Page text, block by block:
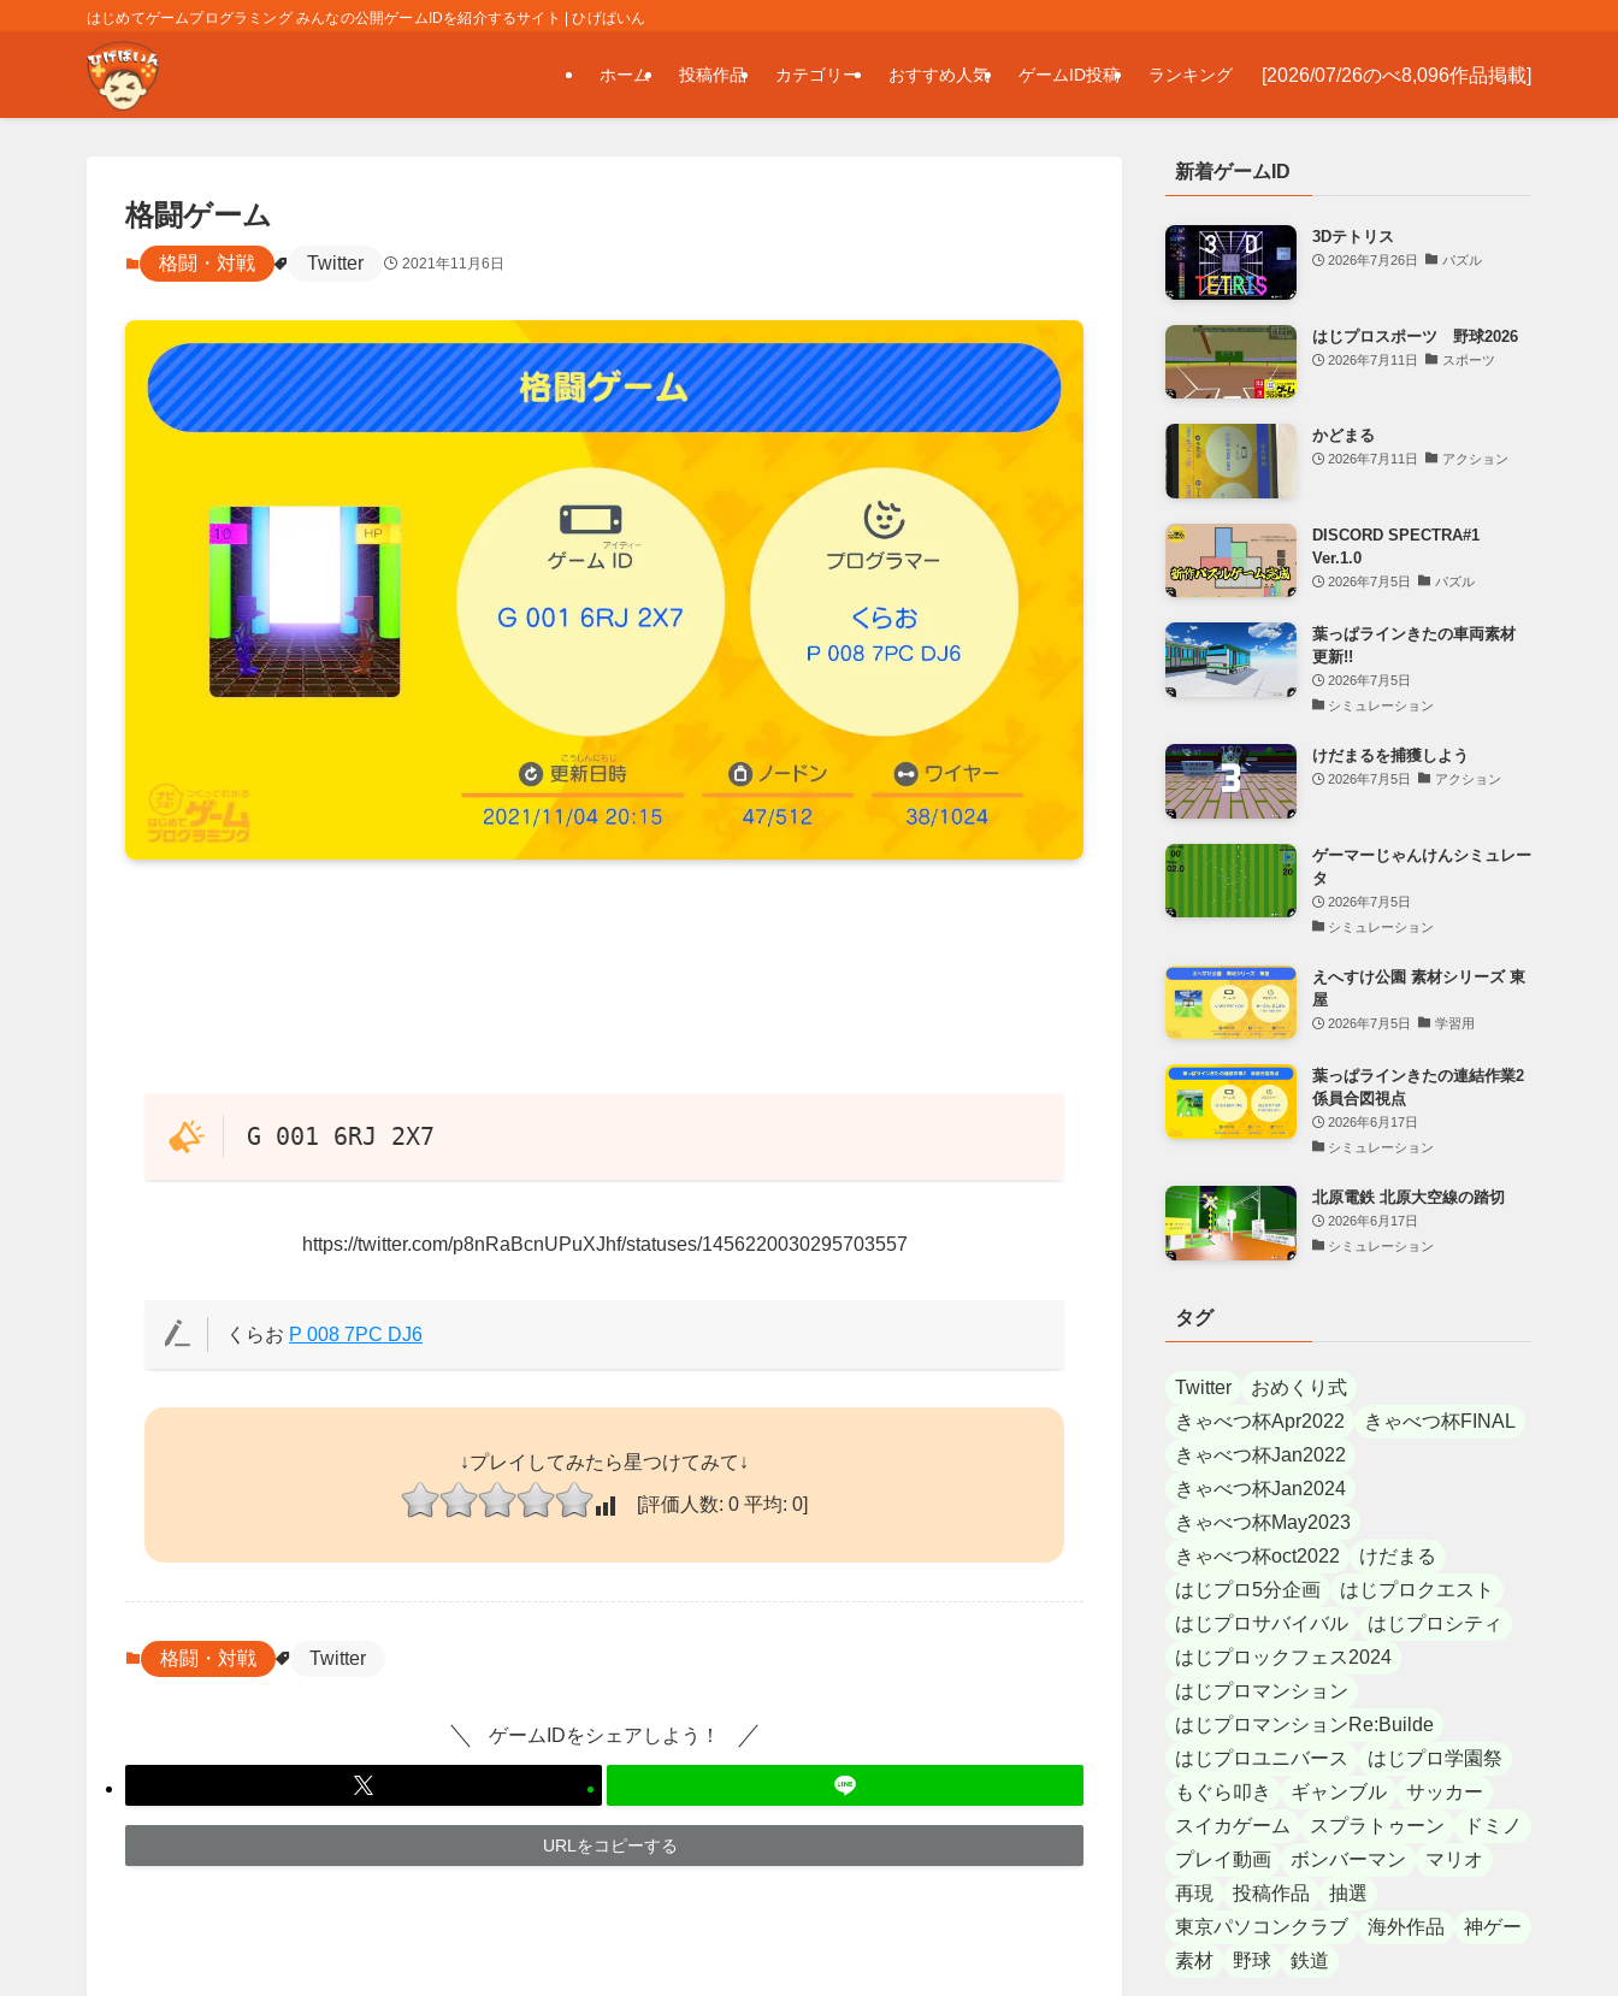
はじめてゲームプログラミング みんなの公開ゲームIDを紹介するサイト | ひげぱいん
ホーム 投稿作品 カテゴリー おすすめ人気 ゲームID投稿 ランキング [2026/07/26のべ8,096作品掲載]
格闘ゲーム
格闘・対戦 Twitter 2021年11月6日
G 001 6RJ 2X7
https://twitter.com/p8nRaBcnUPuXJhf/statuses/1456220030295703557
くらお P 008 7PC DJ6
↓プレイしてみたら星つけてみて↓
[評価人数: 0 平均: 0]
格闘・対戦 Twitter
ゲームIDをシェアしよう！
URLをコピーする
新着ゲームID
3Dテトリス
2026年7月26日 パズル
はじプロスポーツ 野球2026
2026年7月11日 スポーツ
かどまる
2026年7月11日 アクション
DISCORD SPECTRA#1
Ver.1.0
2026年7月5日 パズル
葉っぱラインきたの車両素材
更新!!
2026年7月5日
シミュレーション
けだまるを捕獲しよう
2026年7月5日 アクション
ゲーマーじゃんけんシミュレー
タ
2026年7月5日
シミュレーション
えへすけ公園 素材シリーズ 東
屋
2026年7月5日 学習用
葉っぱラインきたの連結作業2
係員合図視点
2026年6月17日
シミュレーション
北原電鉄 北原大空線の踏切
2026年6月17日
シミュレーション
タグ
Twitter
おめくり式
きゃべつ杯Apr2022
きゃべつ杯FINAL
きゃべつ杯Jan2022
きゃべつ杯Jan2024
きゃべつ杯May2023
きゃべつ杯oct2022
けだまる
はじプロ5分企画
はじプロクエスト
はじプロサバイバル
はじプロシティ
はじプロックフェス2024
はじプロマンション
はじプロマンションRe:Builde
はじプロユニバース
はじプロ学園祭
もぐら叩き
ギャンブル
サッカー
スイカゲーム
スプラトゥーン
ドミノ
プレイ動画
ボンバーマン
マリオ
再現
投稿作品
抽選
東京パソコンクラブ
海外作品
神ゲー
素材
野球 鉄道